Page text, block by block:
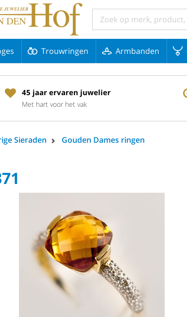
Trouwringen Armbanden
45 jaar ervaren juwelier
Met hart voor het vak
Sieraden Gouden Dames ringen